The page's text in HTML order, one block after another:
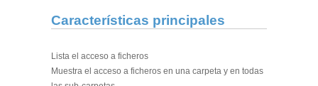
Características principales
Lista el acceso a ficheros
Muestra el acceso a ficheros en una carpeta y en todas